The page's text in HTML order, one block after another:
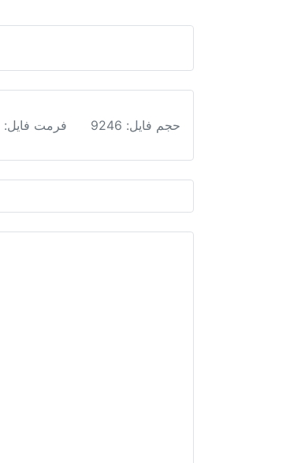
حجم فایل: 9246 فرمت فایل: